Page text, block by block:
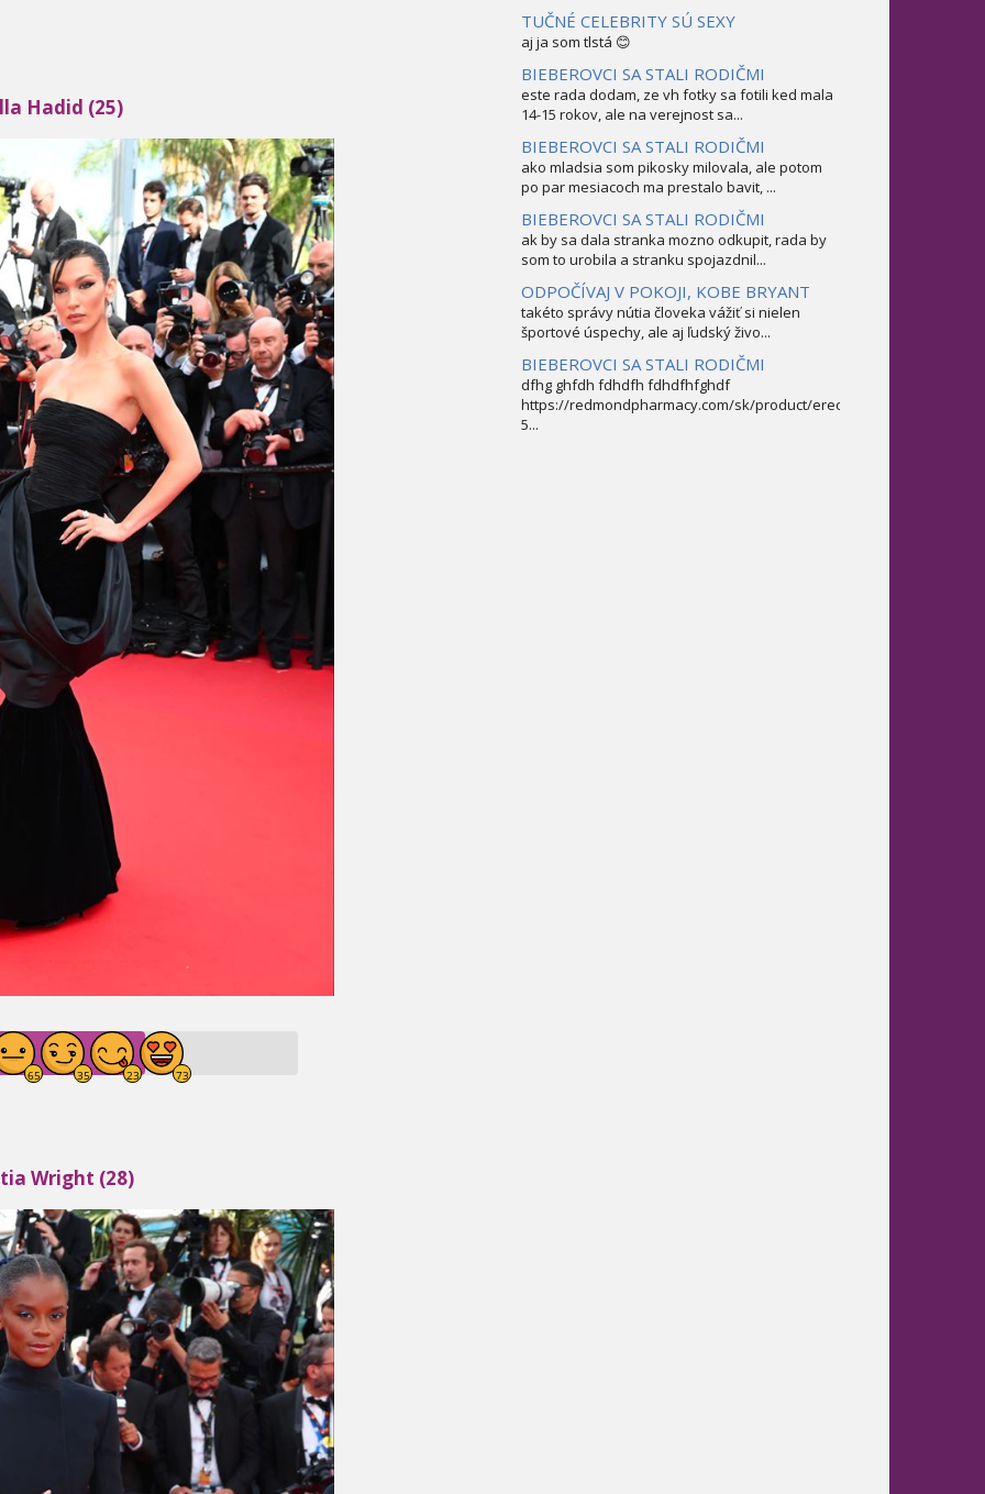
Hadid (25)
Wright (28)
TUČNÉ CELEBRITY SÚ SEXY
aj ja som tlstá 😊
BIEBEROVCI SA STALI RODIČMI
este rada dodam, ze vh fotky sa fotili ked mala
14-15 rokov, ale na verejnost sa...
BIEBEROVCI SA STALI RODIČMI
ako mladsia som pikosky milovala, ale potom
po par mesiacoch ma prestalo bavit, ...
BIEBEROVCI SA STALI RODIČMI
ak by sa dala stranka mozno odkupit, rada by
som to urobila a stranku spojazdnil...
ODPOČÍVAJ V POKOJI, KOBE BRYANT
takéto správy nútia človeka vážiť si nielen
športové úspechy, ale aj ľudský živo...
BIEBEROVCI SA STALI RODIČMI
dfhg ghfdh fdhdfh fdhdfhfghdf
https://redmondpharmacy.com/sk/product/erectofil-
5...